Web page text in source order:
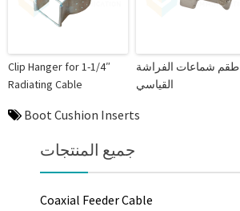
Clip Hanger for 1-1/4″
Radiating Cable
طقم شماعات الفراشة
القياسي
Boot Cushion Inserts
جميع المنتجات
Coaxial Feeder Cable